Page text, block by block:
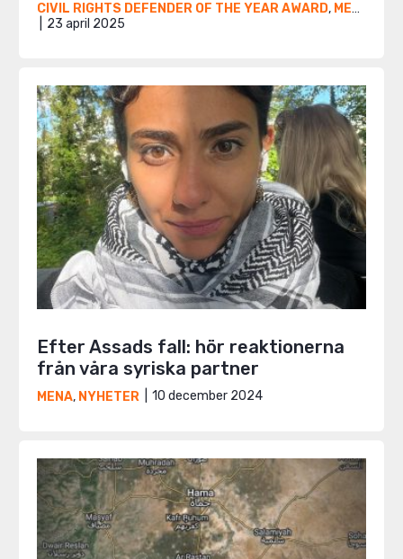
CIVIL RIGHTS DEFENDER OF THE YEAR AWARD, MENA
23 april 2025
Efter Assads fall: hör reaktionerna
från våra syriska partner
MENA, NYHETER 10 december 2024